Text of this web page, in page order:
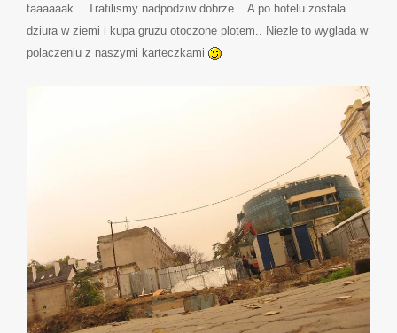
taaaaaak... Trafilismy nadpodziw dobrze... A po hotelu zostala
dziura w ziemi i kupa gruzu otoczone plotem.. Niezle to wyglada w
polaczeniu z naszymi karteczkami